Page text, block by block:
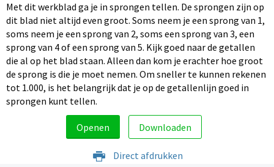
Met dit werkblad ga je in sprongen tellen. De sprongen zijn op
dit blad niet altijd even groot. Soms neem je een sprong van 1,
soms neem je een sprong van 2, soms een sprong van 3, een
sprong van 4 of een sprong van 5. Kijk goed naar de getallen
die al op het blad staan. Alleen dan kom je erachter hoe groot
de sprong is die je moet nemen. Om sneller te kunnen rekenen
tot 1.000, is het belangrijk dat je op de getallenlijn goed in
sprongen kunt tellen.
Openen Downloaden
Direct afdrukken